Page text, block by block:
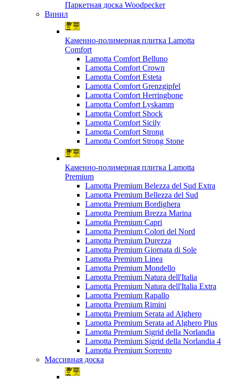
Паркетная доска Woodpecker
Винил
Каменно-полимерная плитка Lamotta
Comfort
Lamotta Comfort Belluno
Lamotta Comfort Crown
Lamotta Comfort Esteta
Lamotta Comfort Grenzgipfel
Lamotta Comfort Herringbone
Lamotta Comfort Lyskamm
Lamotta Comfort Shock
Lamotta Comfort Sicily
Lamotta Comfort Strong
Lamotta Comfort Strong Stone
Каменно-полимерная плитка Lamotta
Premium
Lamotta Premium Belezza del Sud Extra
Lamotta Premium Bellezza del Sud
Lamotta Premium Bordighera
Lamotta Premium Brezza Marina
Lamotta Premium Capri
Lamotta Premium Colori del Nord
Lamotta Premium Durezza
Lamotta Premium Giornata di Sole
Lamotta Premium Linea
Lamotta Premium Mondello
Lamotta Premium Natura dell'Italia
Lamotta Premium Natura dell'Italia Extra
Lamotta Premium Rapallo
Lamotta Premium Rimini
Lamotta Premium Serata ad Alghero
Lamotta Premium Serata ad Alghero Plus
Lamotta Premium Sigrid della Norlandia
Lamotta Premium Sigrid della Norlandia 4
Lamotta Premium Sorrento
Массивная доска